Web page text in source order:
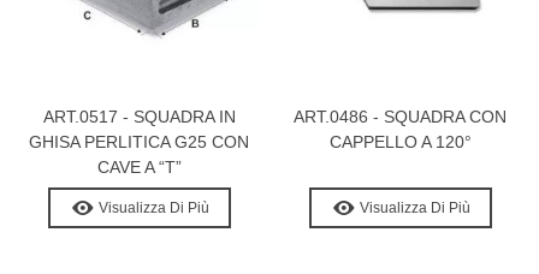
ART.0517 - SQUADRA IN
GHISA PERLITICA G25 CON
CAVE A “T”
Visualizza Di Più
ART.0486 - SQUADRA CON
CAPPELLO A 120°
Visualizza Di Più